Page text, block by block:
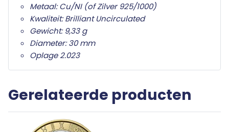
Metaal: Cu/NI (of Zilver 925/1000)
Kwaliteit: Brilliant Uncirculated
Gewicht: 9,33 g
Diameter: 30 mm
Oplage 2.023
Gerelateerde producten